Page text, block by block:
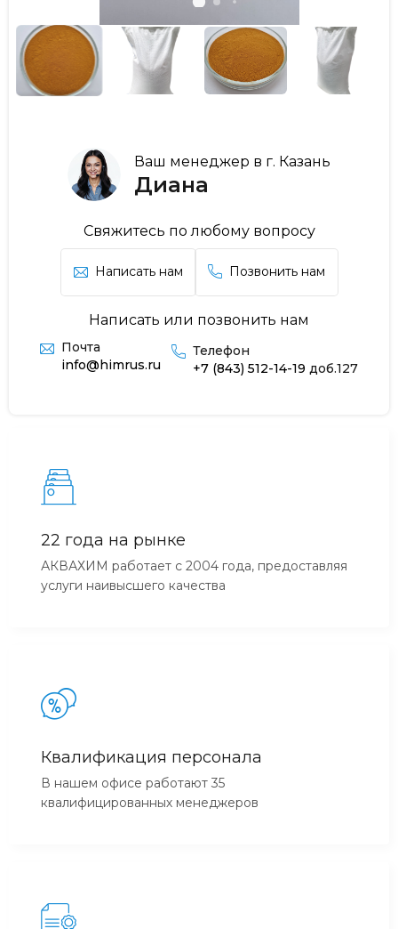
Ваш менеджер в г. Казань
Диана
Свяжитесь по любому вопросу
Написать нам Позвонить нам
Написать или позвонить нам
Почта
info@himrus.ru
Телефон
+7 (843) 512-14-19 доб.127
22 года на рынке
АКВАХИМ работает с 2004 года, предоставляя
услуги наивысшего качества
Квалификация персонала
В нашем офисе работают 35
квалифицированных менеджеров